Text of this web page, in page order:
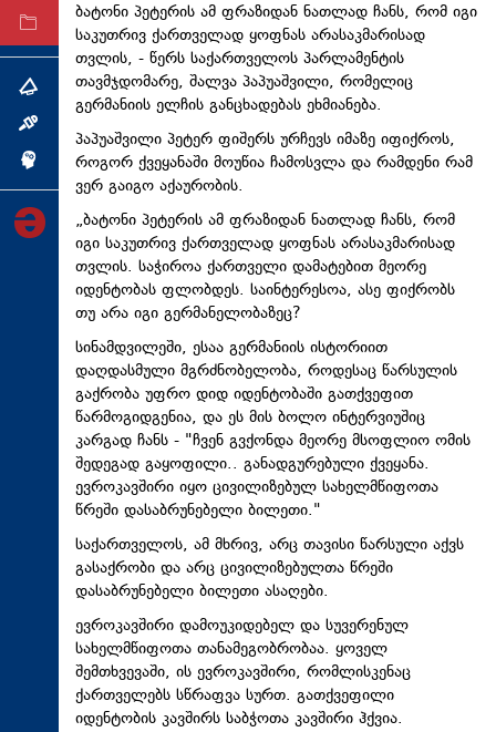
თემა
ინქვიზიცია
ბატონი პეტერის ამ ფრაზიდან ნათლად ჩანს, რომ იგი
საკუთრივ ქართველად ყოფნას არასაკმარისად
თვლის, - წერს საქართველოს პარლამენტის
თავმჯდომარე, შალვა პაპუაშვილი, რომელიც
გერმანიის ელჩის განცხადებას ეხმიანება.
პაპუაშვილი პეტერ ფიშერს ურჩევს იმაზე იფიქროს,
როგორ ქვეყანაში მოუწია ჩამოსვლა და რამდენი რამ
ვერ გაიგო აქაურობის.
„ბატონი პეტერის ამ ფრაზიდან ნათლად ჩანს, რომ
იგი საკუთრივ ქართველად ყოფნას არასაკმარისად
თვლის. საჭიროა ქართველი დამატებით მეორე
იდენტობას ფლობდეს. საინტერესოა, ასე ფიქრობს
თუ არა იგი გერმანელობაზეც?
სინამდვილეში, ესაა გერმანიის ისტორიით
დაღდასმული მგრძნობელობა, როდესაც წარსულის
გაქრობა უფრო დიდ იდენტობაში გათქვეფით
წარმოგიდგენია, და ეს მის ბოლო ინტერვიუშიც
კარგად ჩანს - "ჩვენ გვქონდა მეორე მსოფლიო ომის
შედეგად გაყოფილი.. განადგურებული ქვეყანა.
ევროკავშირი იყო ცივილიზებულ სახელმწიფოთა
წრეში დასაბრუნებელი ბილეთი."
საქართველოს, ამ მხრივ, არც თავისი წარსული აქვს
გასაქრობი და არც ცივილიზებულთა წრეში
დასაბრუნებელი ბილეთი ასაღები.
ევროკავშირი დამოუკიდებელ და სუვერენულ
სახელმწიფოთა თანამეგობრობაა. ყოველ
შემთხვევაში, ის ევროკავშირი, რომლისკენაც
ქართველებს სწრაფვა სურთ. გათქვეფილი
იდენტობის კავშირს საბჭოთა კავშირი ჰქვია.